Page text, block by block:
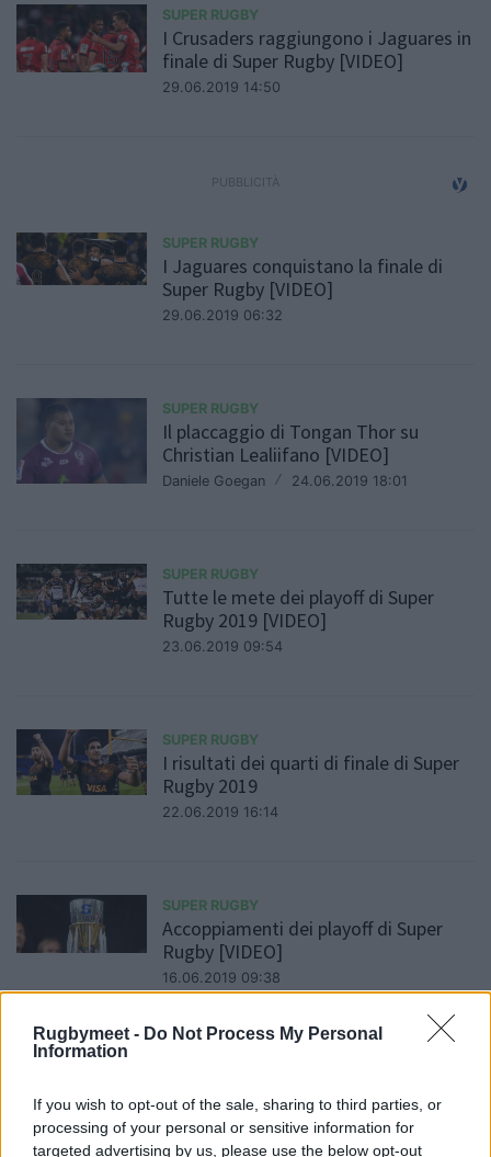
Rugbymeet - Do Not Process My Personal
Information
If you wish to opt-out of the sale, sharing to third parties, or
processing of your personal or sensitive information for
targeted advertising by us, please use the below opt-out
SUPER RUGBY
I Crusaders raggiungono i Jaguares in
finale di Super Rugby [VIDEO]
29.06.2019 14:50
SUPER RUGBY
I Jaguares conquistano la finale di
Super Rugby [VIDEO]
29.06.2019 06:32
SUPER RUGBY
Il placcaggio di Tongan Thor su
Christian Lealiifano [VIDEO]
Daniele Goegan / 24.06.2019 18:01
SUPER RUGBY
Tutte le mete dei playoff di Super
Rugby 2019 [VIDEO]
23.06.2019 09:54
SUPER RUGBY
I risultati dei quarti di finale di Super
Rugby 2019
22.06.2019 16:14
SUPER RUGBY
Accoppiamenti dei playoff di Super
Rugby [VIDEO]
16.06.2019 09:38
Crusaders, Hurricanes e Jaguares
qualificate ai playoff [VIDEO]
09.06.2019 10:17